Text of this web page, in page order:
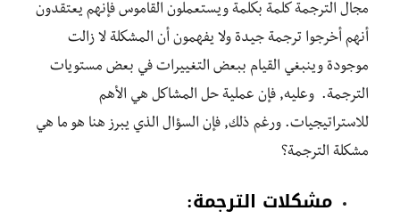
مجال الترجمة كلمة بكلمة ويستعملون القاموس فإنهم يعتقدون
أنهم أخرجوا ترجمة جيدة ولا يفهمون أن المشكلة لا زالت
موجودة وينبغي القيام ببعض التغييرات في بعض مستويات
الترجمة. وعليه, فإن عملية حل المشاكل هي الأهم
للاستراتيجيات. ورغم ذلك, فإن السؤال الذي يبرز هنا هو ما هي
مشكلة الترجمة؟
مشكلات الترجمة: